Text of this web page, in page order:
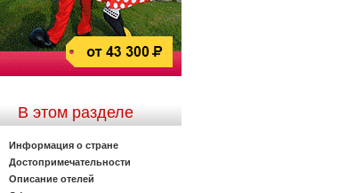
В этом разделе
Информация о стране
Достопримечательности
Описание отелей